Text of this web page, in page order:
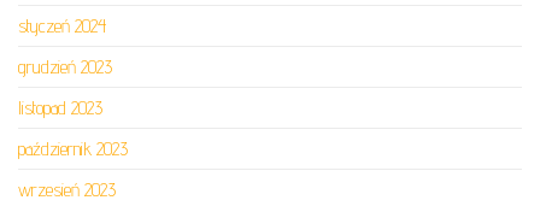
styczeń 2024
grudzień 2023
listopad 2023
październik 2023
wrzesień 2023